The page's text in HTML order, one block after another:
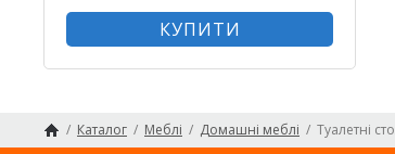
КУПИТИ
/ Каталог / Меблі / Домашні меблі / Туалетні